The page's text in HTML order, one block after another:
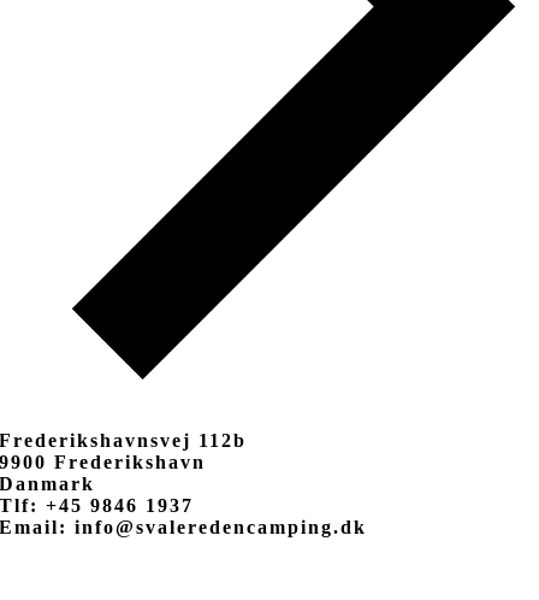
Frederikshavnsvej 112b
9900 Frederikshavn
Danmark
Tlf: +45 9846 1937
Email: info@svaleredencamping.dk